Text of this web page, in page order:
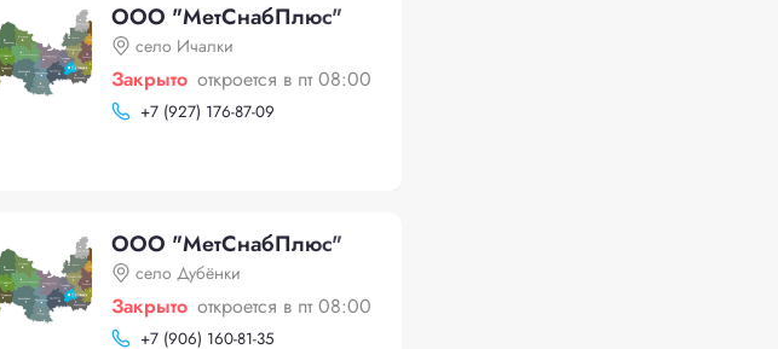
ООО "МетСнабПлюс"
село Ичалки
Закрыто откроется в пт 08:00
+7 (927) 176-87-09
ООО "МетСнабПлюс"
село Дубёнки
Закрыто откроется в пт 08:00
+7 (906) 160-81-35